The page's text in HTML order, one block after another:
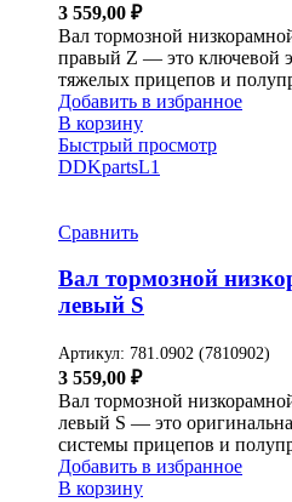
3 559,00 ₽
Вал тормозной
правый Z — это ключевой
тяжелых прицепов и
Добавить в избранное
В корзину
Быстрый просмотр
DDKpartsL1
Сравнить
Вал тормозной
левый S
Артикул: 781.0902 (7810902)
3 559,00 ₽
Вал тормозной
левый S — это
системы прицепов и
Добавить в избранное
В корзину